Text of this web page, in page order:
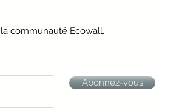
communauté Ecowall.
Abonnez-vous